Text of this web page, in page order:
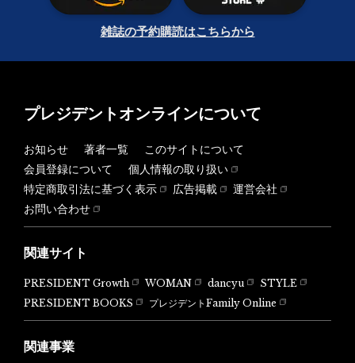
雑誌の予約購読はこちらから
プレジデントオンラインについて
お知らせ 著者一覧
このサイトについて
会員登録について
個人情報の取り扱い
特定商取引法に基づく表示
広告掲載
運営会社
お問い合わせ
関連サイト
PRESIDENT Growth WOMAN dancyu
STYLE
PRESIDENT BOOKS
プレジデントFamily Online
関連事業